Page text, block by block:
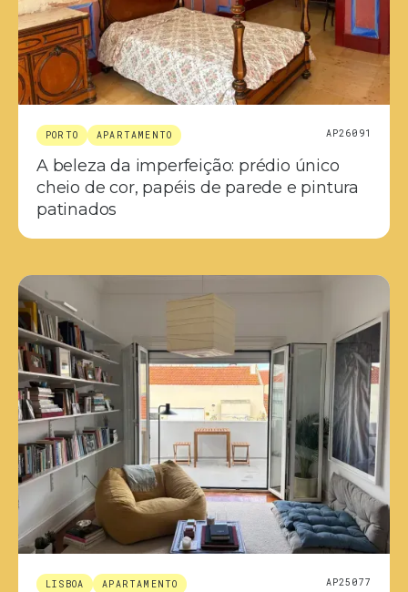
PORTO APARTAMENTO AP26091
A beleza da imperfeição: prédio único
cheio de cor, papéis de parede e pintura
patinados
LISBOA APARTAMENTO AP25077